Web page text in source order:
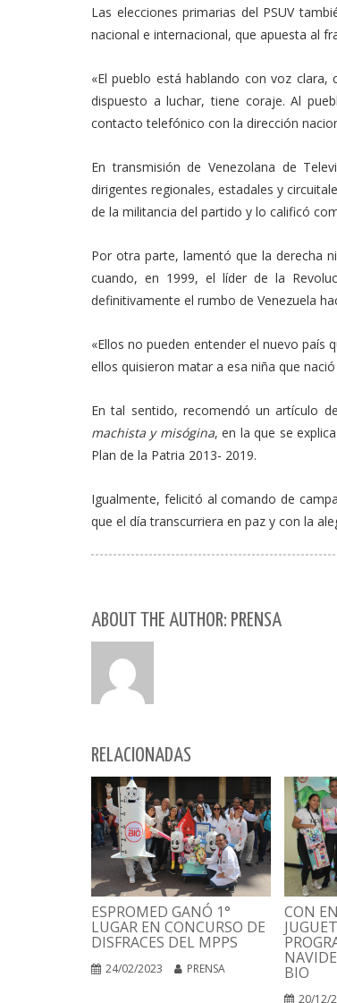
Las elecciones primarias del PSUV
nacional e internacional, que apuesta al
«El pueblo está hablando con voz
dispuesto a luchar, tiene coraje. Al
contacto telefónico con la dirección
En transmisión de Venezolana de
dirigentes regionales, estadales y
de la militancia del partido y lo calificó
Por otra parte, lamentó que la derecha
cuando, en 1999, el líder de la
definitivamente el rumbo de Venezuela
«Ellos no pueden entender el nuevo país
ellos quisieron matar a esa niña que
En tal sentido, recomendó un artículo
machista y misógina, en la que se
Plan de la Patria 2013- 2019.
Igualmente, felicitó al comando de
que el día transcurriera en paz y con la
ABOUT THE AUTHOR: PRENSA
RELACIONADAS
ESPROMED GANÓ 1°
LUGAR EN CONCURSO DE
DISFRACES DEL MPPS
24/02/2023 PRENSA
CON
BIO
20/12/